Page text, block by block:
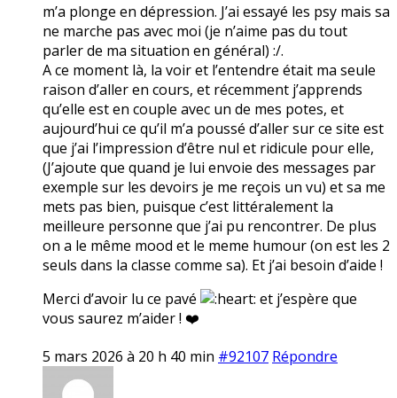
m’a plonge en dépression. J’ai essayé les psy mais sa
ne marche pas avec moi (je n’aime pas du tout
parler de ma situation en général) :/.
A ce moment là, la voir et l’entendre était ma seule
raison d’aller en cours, et récemment j’apprends
qu’elle est en couple avec un de mes potes, et
aujourd’hui ce qu’il m’a poussé d’aller sur ce site est
que j’ai l’impression d’être nul et ridicule pour elle,
(J’ajoute que quand je lui envoie des messages par
exemple sur les devoirs je me reçois un vu) et sa me
mets pas bien, puisque c’est littéralement la
meilleure personne que j’ai pu rencontrer. De plus
on a le même mood et le meme humour (on est les 2
seuls dans la classe comme sa). Et j’ai besoin d’aide !
Merci d’avoir lu ce pavé
et j’espère que
vous saurez m’aider ! ❤️
5 mars 2026 à 20 h 40 min #92107 Répondre